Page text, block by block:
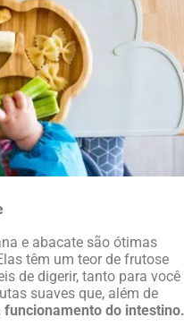
e abacate são ótimas
têm um teor de frutose
de digerir, tanto para você
suaves que, além de
funcionamento do intestino.